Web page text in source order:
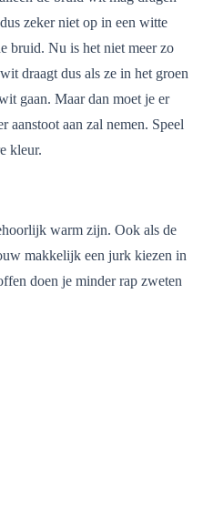
zeker niet op in een witte
bruid. Nu is het niet meer zo
draagt dus als ze in het groen
gaan. Maar dan moet je er
aanstoot aan zal nemen. Speel
kleur.
ijk warm zijn. Ook als de
makkelijk een jurk kiezen in
doen je minder rap zweten